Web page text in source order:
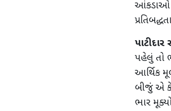
આંકડાઓ
પહેલું તો
આર્થિક
બીજું એ કે
ભાર